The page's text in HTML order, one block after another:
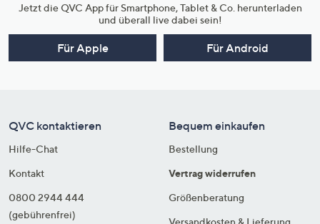
Jetzt die QVC App für Smartphone, Tablet & Co. herunterladen
und überall live dabei sein!
Für Apple Für Android
QVC kontaktieren
Hilfe-Chat
Kontakt
0800 2944 444
(gebührenfrei)
Bequem einkaufen
Bestellung
Vertrag widerrufen
Größenberatung
Versandkosten & Lieferung